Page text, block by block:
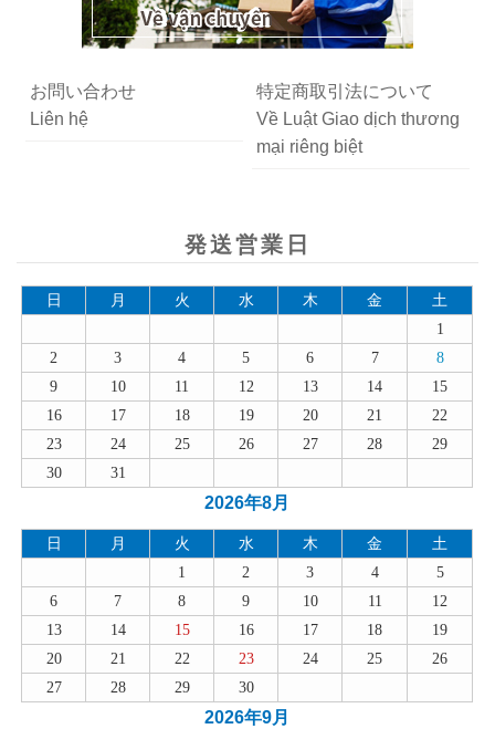
お問い合わせ
Liên hệ
特定商取引法について
Về Luật Giao dịch thương
mại riêng biệt
発送営業日
2026年8月
日 月 火 水 木 金
土
1
2
3 4 5 6 7
8
9
10 11 12 13 14
15
16
17 18 19 20 21
22
23
24 25 26 27 28
29
30
31
2026年9月
日 月 火 水 木 金
土
1
2 3 4
5
6
7 8 9 10 11
12
13
14 15 16 17 18
19
20
21 22 23 24 25
26
27
28 29 30